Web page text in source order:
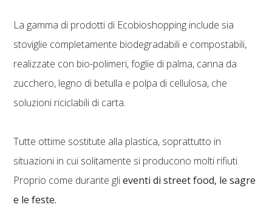
La gamma di prodotti di Ecobioshopping include sia
stoviglie completamente biodegradabili e compostabili,
realizzate con bio-polimeri, foglie di palma, canna da
zucchero, legno di betulla e polpa di cellulosa, che
soluzioni riciclabili di carta.
Tutte ottime sostitute alla plastica, soprattutto in
situazioni in cui solitamente si producono molti rifiuti.
Proprio come durante glieventi di street food, le sagre
e le feste.